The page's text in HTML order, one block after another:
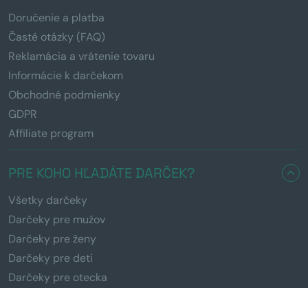
Doručenie a platba
Časté otázky (FAQ)
Reklamácia a vrátenie tovaru
Informácie k darčekom
Obchodné podmienky
GDPR
Affiliate program
PRE KOHO HĽADÁTE DARČEK?
Všetky darčeky
Darčeky pre mužov
Darčeky pre ženy
Darčeky pre deti
Darčeky pre otecka